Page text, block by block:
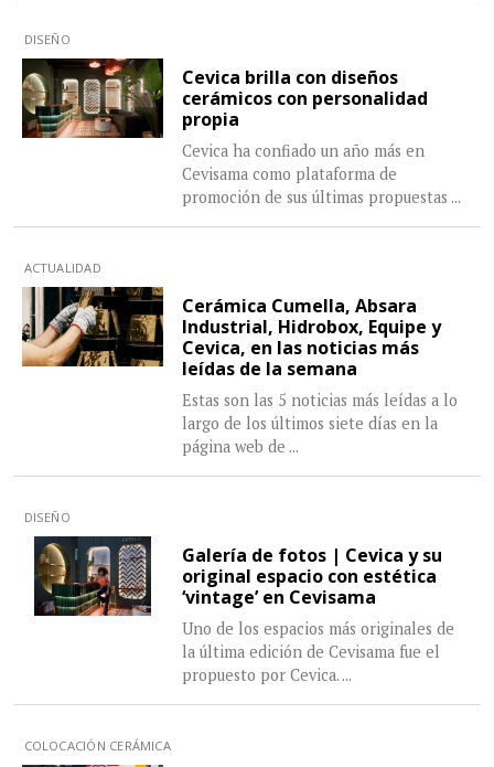
DISEÑO
Cevica brilla con diseños
cerámicos con personalidad
propia
Cevica ha confiado un año más en
Cevisama como plataforma de
promoción de sus últimas propuestas ...
ACTUALIDAD
Cerámica Cumella, Absara
Industrial, Hidrobox, Equipe y
Cevica, en las noticias más
leídas de la semana
Estas son las 5 noticias más leídas a lo
largo de los últimos siete días en la
página web de ...
DISEÑO
Galería de fotos | Cevica y su
original espacio con estética
‘vintage’ en Cevisama
Uno de los espacios más originales de
la última edición de Cevisama fue el
propuesto por Cevica. ...
COLOCACIÓN CERÁMICA